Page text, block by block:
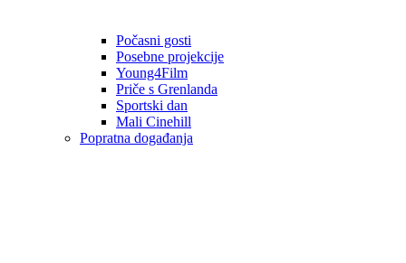
Počasni gosti
Posebne projekcije
Young4Film
Priče s Grenlanda
Sportski dan
Mali Cinehill
Popratna događanja